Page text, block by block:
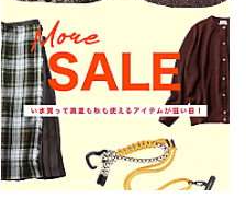
」を身長別に試着レポート！